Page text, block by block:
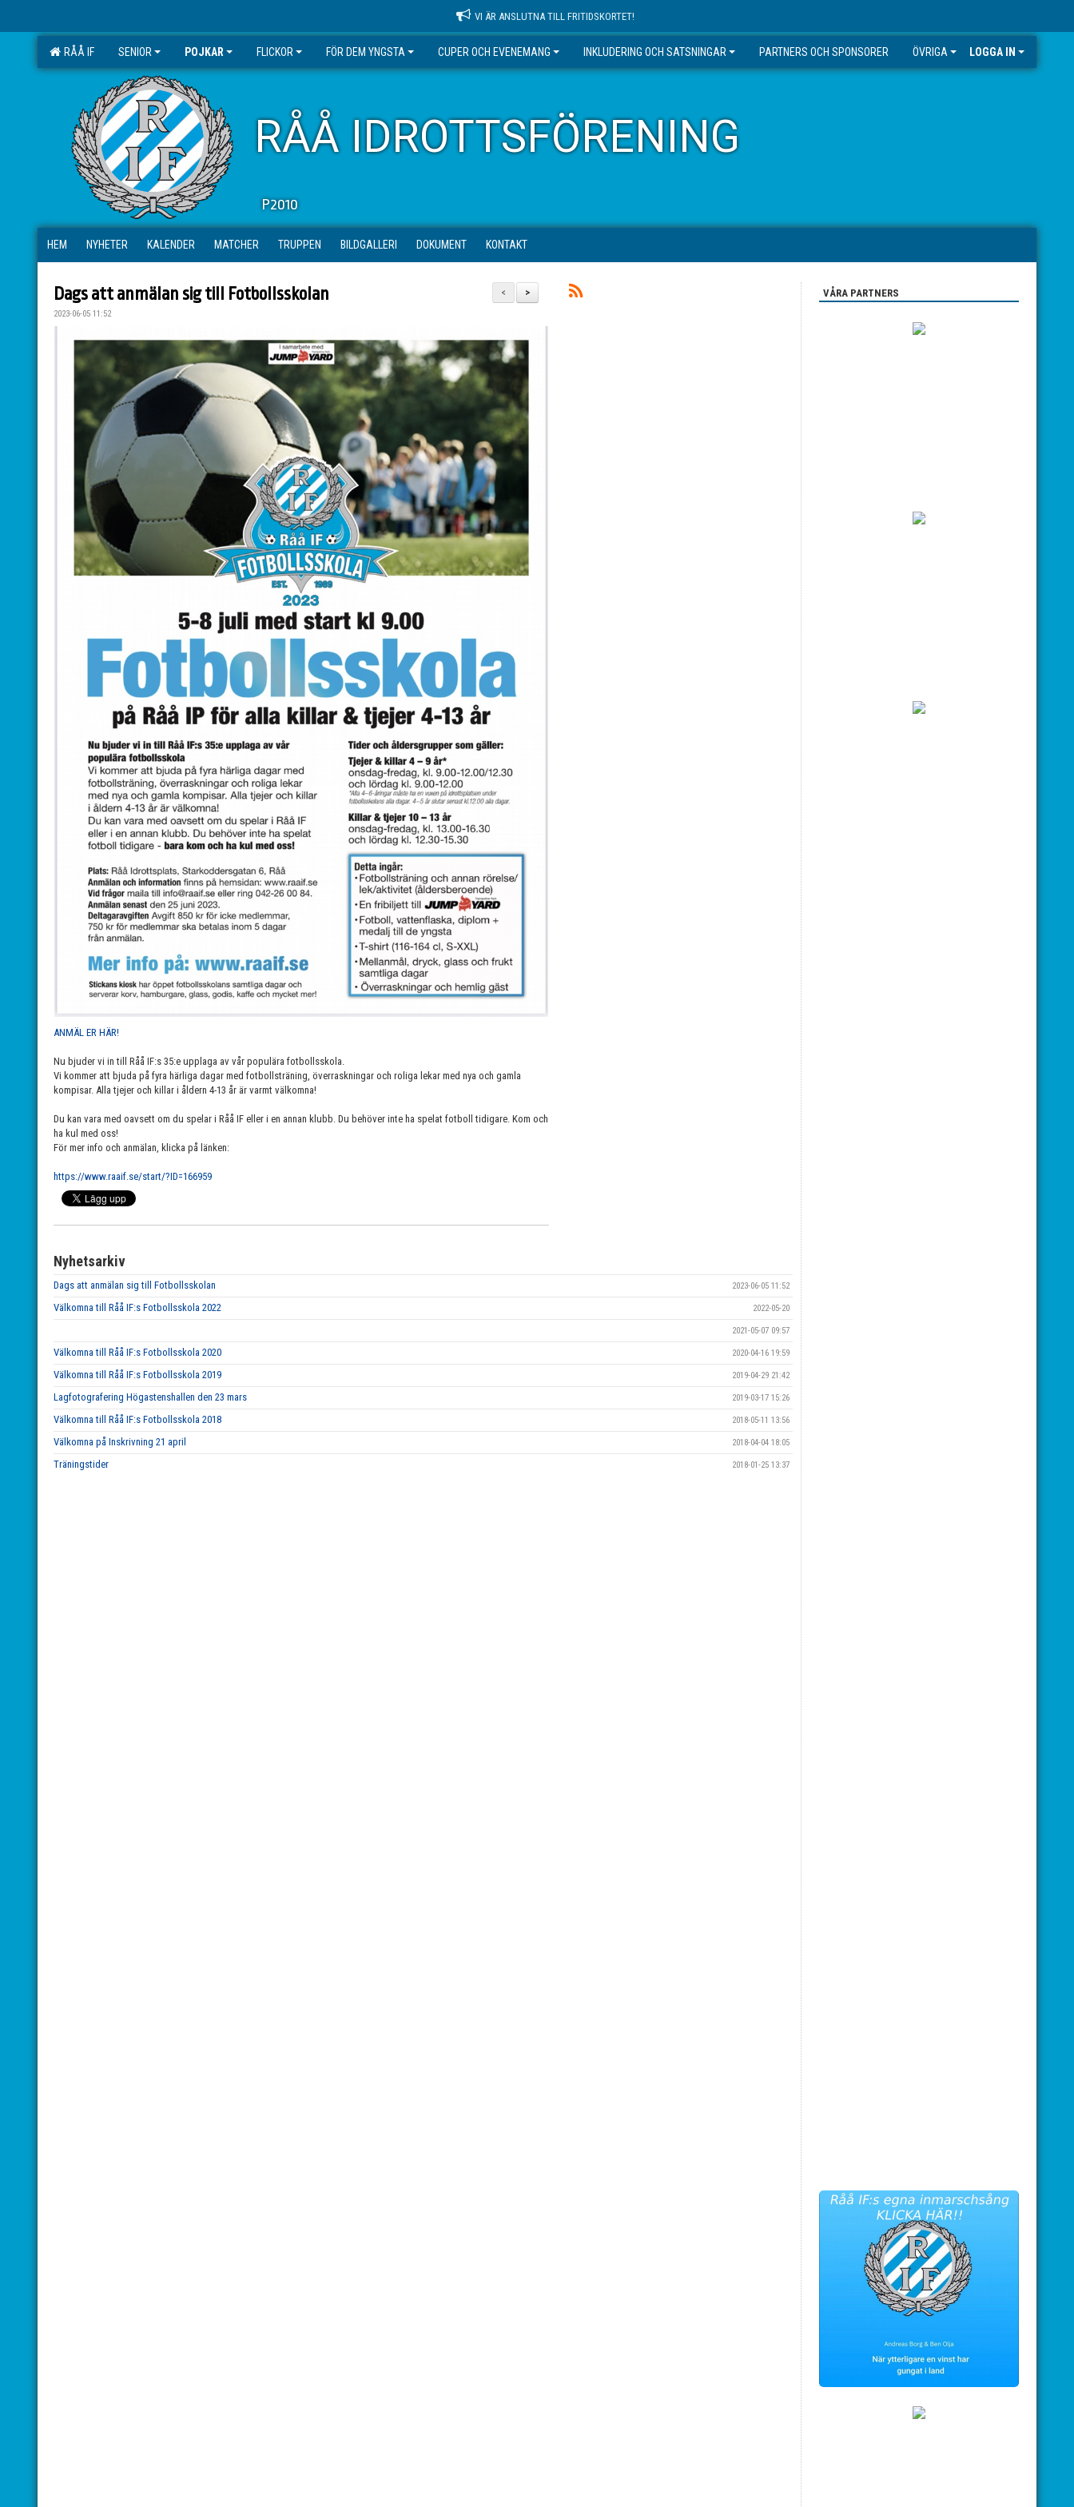
VI ÄR ANSLUTNA TILL FRITIDSKORTET!
RÅÅ IF SENIOR POJKAR FLICKOR FÖR DEM YNGSTA CUPER OCH EVENEMANG INKLUDERING OCH SATSNINGAR PARTNERS OCH SPONSORER ÖVRIGA LOGGA IN
RÅÅ IDROTTSFÖRENING
P2010
HEM NYHETER KALENDER MATCHER TRUPPEN BILDGALLERI DOKUMENT KONTAKT
>
<
Dags att anmälan sig till Fotbollsskolan
2023-06-05 11:52
ANMÄL ER HÄR!
Nu bjuder vi in till Råå IF:s 35:e upplaga av vår populära fotbollsskola.
Vi kommer att bjuda på fyra härliga dagar med fotbollsträning, överraskningar och roliga lekar med nya och gamla
kompisar. Alla tjejer och killar i åldern 4-13 år är varmt välkomna!
Du kan vara med oavsett om du spelar i Råå IF eller i en annan klubb. Du behöver inte ha spelat fotboll tidigare. Kom och
ha kul med oss!
För mer info och anmälan, klicka på länken:
https://www.raaif.se/start/?ID=166959
Nyhetsarkiv
Dags att anmälan sig till Fotbollsskolan 2023-06-05 11:52
Välkomna till Råå IF:s Fotbollsskola 2022 2022-05-20
2021-05-07 09:57
Välkomna till Råå IF:s Fotbollsskola 2020 2020-04-16 19:59
Välkomna till Råå IF:s Fotbollsskola 2019 2019-04-29 21:42
Lagfotografering Högastenshallen den 23 mars 2019-03-17 15:26
Välkomna till Råå IF:s Fotbollsskola 2018 2018-05-11 13:56
Välkomna på Inskrivning 21 april 2018-04-04 18:05
Träningstider 2018-01-25 13:37
VÅRA PARTNERS